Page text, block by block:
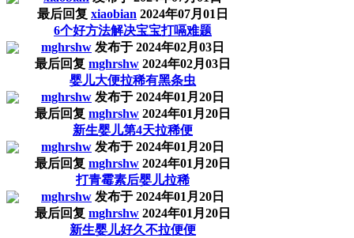
最后回复 xiaobian 2024年07月01日
6个好方法解决宝宝打嗝难题
mghrshw 发布于 2024年02月03日
最后回复 mghrshw 2024年02月03日
婴儿大便拉稀有黑条虫
mghrshw 发布于 2024年01月20日
最后回复 mghrshw 2024年01月20日
新生婴儿第4天拉稀便
mghrshw 发布于 2024年01月20日
最后回复 mghrshw 2024年01月20日
打青霉素后婴儿拉稀
mghrshw 发布于 2024年01月20日
最后回复 mghrshw 2024年01月20日
新生婴儿好久不拉便便